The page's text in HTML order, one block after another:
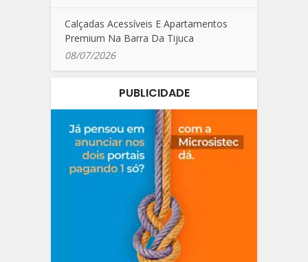
Calçadas Acessíveis E Apartamentos
Premium Na Barra Da Tijuca
08/07/2026
PUBLICIDADE